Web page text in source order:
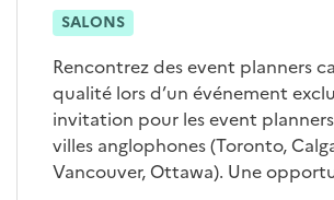
SALONS
Rencontrez des event planners
qualité lors d’un événement
invitation pour les event
villes anglophones (Toronto,
Vancouver, Ottawa). Une